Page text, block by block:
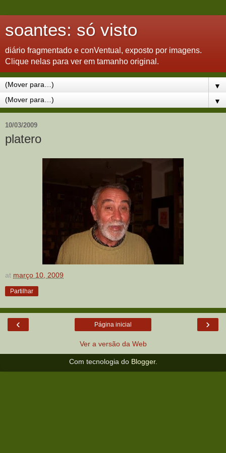
soantes: só visto
diário fragmentado e conVentual, exposto por imagens.
Clique nelas para ver em tamanho original.
▼
▼
10/03/2009
platero
at março 10, 2009
Partilhar
‹ ›
Página inicial
Ver a versão da Web
Com tecnologia do Blogger.